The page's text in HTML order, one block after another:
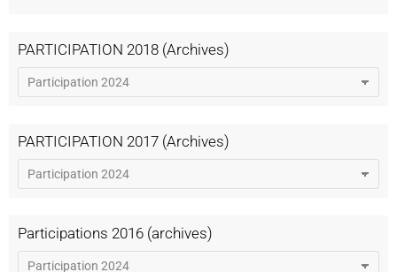
PARTICIPATION 2018 (Archives)
PARTICIPATION 2017 (Archives)
Participations 2016 (archives)